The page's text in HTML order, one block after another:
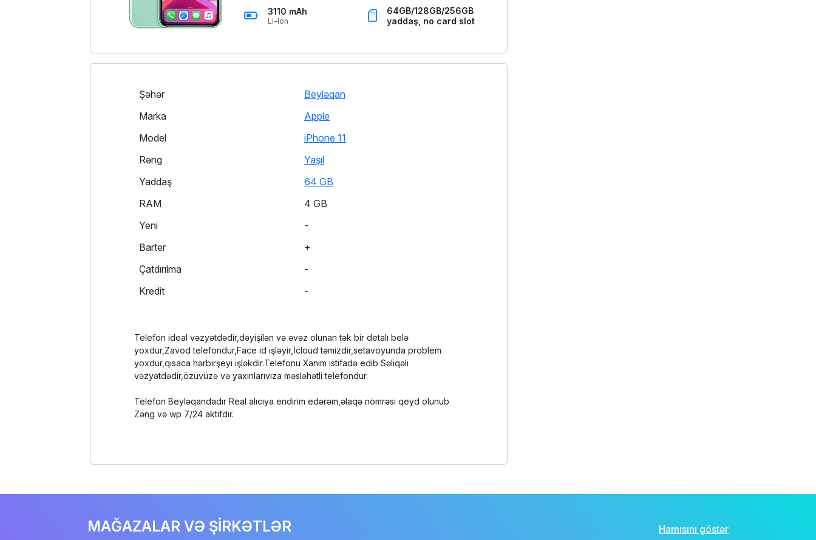
3110 mAh
Li-Ion
64GB/128GB/256GB
yaddaş, no card slot
Şəhər
Beyləqan
Marka
Apple
Model
iPhone 11
Rəng
Yaşıl
Yaddaş
64 GB
RAM
4 GB
Yeni
-
Barter
+
Çatdırılma
-
Kredit
-
Telefon ideal vəzyətdədir,dəyişilən və əvəz olunan tək bir detalı belə
yoxdur,Zavod telefondur,Face id işləyir,İcloud təmizdir,setavoyunda problem
yoxdur,qısaca hərbirşeyi işləkdir.Telefonu Xanım istifadə edib Səliqəli
vəzyətdədir,özüvüzə və yaxınlarıvıza məsləhətli telefondur.
Telefon Beyləqandadır Real alıcıya endirim edərəm,əlaqə nömrəsi qeyd olunub
Zəng və wp 7/24 aktifdir.
MAĞAZALAR VƏ ŞİRKƏTLƏR Hamısını göstər